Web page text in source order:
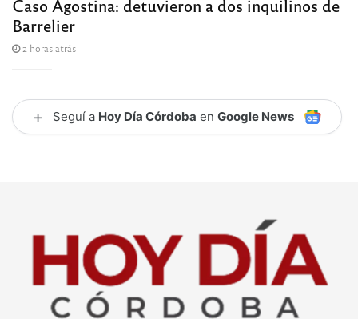
Caso Agostina: detuvieron a dos inquilinos de
Barrelier
2 horas atrás
+ Seguí a Hoy Día Córdoba en Google News